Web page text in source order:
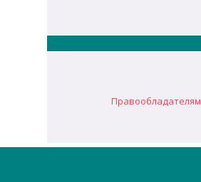
Правообладателям